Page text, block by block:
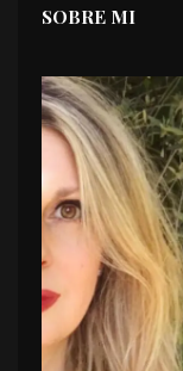
SOBRE MI